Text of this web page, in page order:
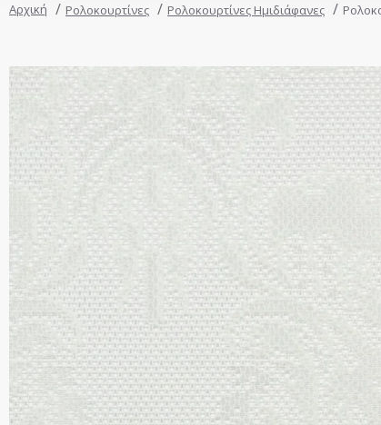
Αρχική Ρολοκουρτίνες Ρολοκουρτίνες Ημιδιάφανες